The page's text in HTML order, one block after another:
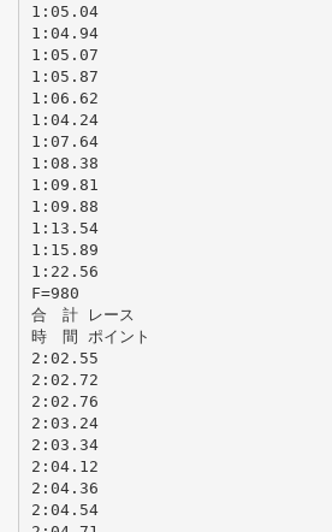
1:05.04
1:04.94
1:05.07
1:05.87
1:06.62
1:04.24
1:07.64
1:08.38
1:09.81
1:09.88
1:13.54
1:15.89
1:22.56
F=980
合 計 レース
時 間 ポイント
2:02.55
2:02.72
2:02.76
2:03.24
2:03.34
2:04.12
2:04.36
2:04.54